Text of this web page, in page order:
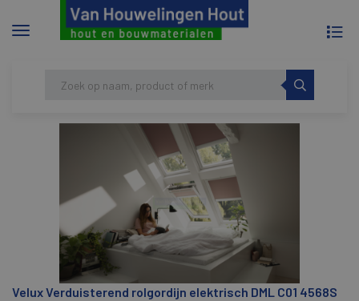
Menu
Velux Verduisterend rolgordijn elektrisch DML C01 4568S